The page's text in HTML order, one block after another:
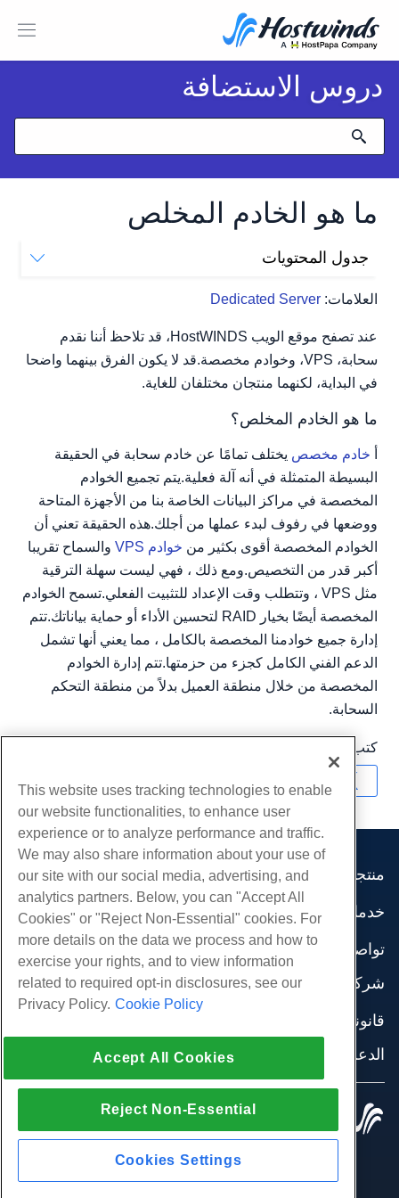
دروس الاستضافة
ما هو الخادم المخلص
العلامات: Dedicated Server
جدول المحتويات
عند تصفح موقع الويب HostWINDS، قد تلاحظ أننا نقدم
سحابة، VPS، وخوادم مخصصة.قد لا يكون الفرق بينهما واضحا
في البداية، لكنهما منتجان مختلفان للغاية.
ما هو الخادم المخلص؟
خادم مخصص يختلف تمامًا عن خادم سحابة في الحقيقة
البسيطة المتمثلة في أنه آلة فعلية.يتم تجميع الخوادم
المخصصة في مراكز البيانات الخاصة بنا من الأجهزة المتاحة
ووضعها في رفوف لبدء عملها من أجلك.هذه الحقيقة تعني أن
الخوادم المخصصة أقوى بكثير من خوادم VPS
والسماح تقريبا
أكبر قدر من التخصيص.ومع ذلك ، فهي ليست سهلة الترقية
مثل VPS ، وتتطلب وقت الإعداد للتثبيت الفعلي.تسمح الخوادم
المخصصة أيضًا بخيار RAID لتحسين الأداء أو حماية بياناتك.تتم
إدارة جميع خوادمنا المخصصة بالكامل ، مما يعني أنها تشمل
الدعم الفني الكامل كجزء من حزمتها.تتم إدارة الخوادم
المخصصة من خلال منطقة العميل بدلاً من منطقة التحكم
السحابة.
كتب بواسطة
منتجات
استضافة الموقع
استضافة الأعمال
موزع استضافة
موزع العلامة البيضاء
إدارة لينكس VPS
لينكس غير المدارة VPS
نوافذ غير مُدارة VPS
خوادم السحابة
موازن التحميل
تخزين الكتلة
خدمات
هجرات الموقع
تواصل اجتماعي
وثائق المنتج
مدونة
شركة
اتصل بنا
مراكز البيانات
إنضم لبرنامج
قانوني
شروط الخدمة
تطبيق القانون
اتفاقية الشراكة
الدعم
الدردشة الحية معنا
افتح تذكرة الدعم
مراسلتنا على البريد الاليكتروني
This website uses tracking technologies to enable
our website functionalities, to enhance user
experience or to analyze performance and traffic.
We may also share information about your use of
our site with our social media, advertising, and
analytics partners. Below, you can "Accept All
Cookies" or "Reject Non-Essential" cookies. For
more details on the data we process and how to
exercise your rights, and to view information
related to required opt-in disclosures, see our
Privacy Policy. Cookie Policy
Accept All Cookies
Reject Non-Essential
Cookies Settings